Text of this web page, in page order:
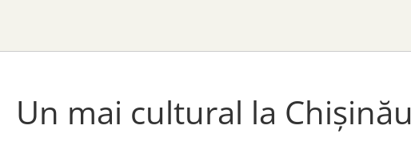
Un mai cultural la Chișinău